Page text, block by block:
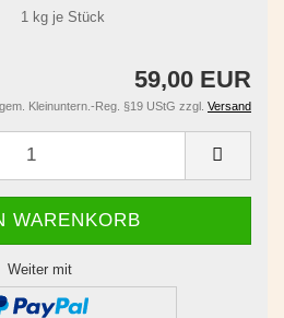
1kg je Stück
59,00 EUR
Kleinuntern.-Reg. §19 UStG zzgl. Versand
Weiter mit